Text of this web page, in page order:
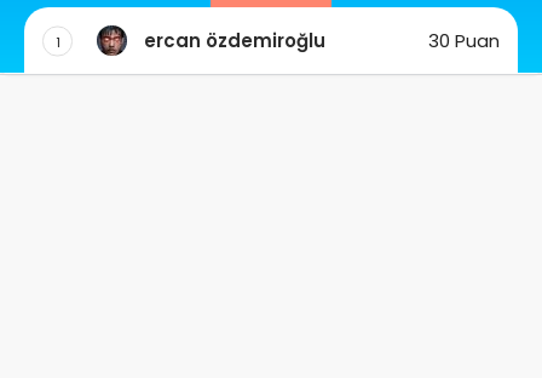
1 ercan özdemiroğlu 30 Puan